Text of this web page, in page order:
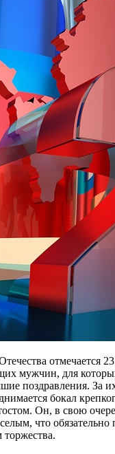
отмечается
мужчин, для
поздравления. За
бокал
Он, в свою
что обязательно